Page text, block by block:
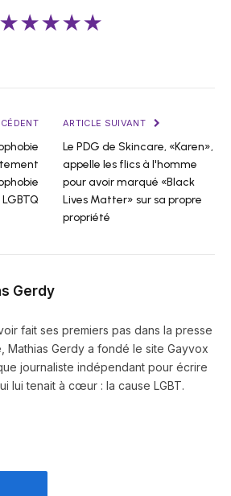
★★★★★
ARTICLE SUIVANT
Le PDG de Skincare, «Karen»,
appelle les flics à l'homme
pour avoir marqué «Black
Lives Matter» sur sa propre
propriété
Gerdy
fait ses premiers pas dans la presse
Mathias Gerdy a fondé le site Gayvox
journaliste indépendant pour écrire
lui tenait à cœur : la cause LGBT.